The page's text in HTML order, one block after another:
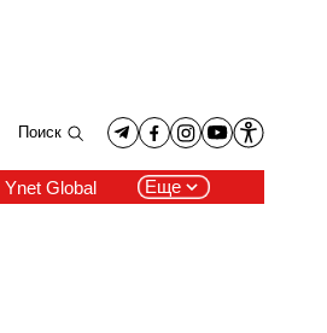
Поиск
Ynet Global Еще